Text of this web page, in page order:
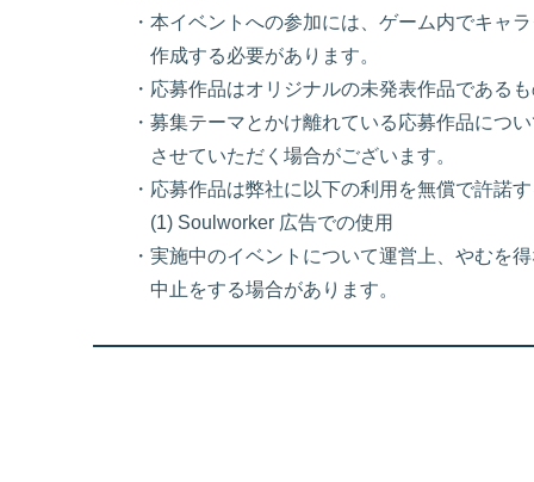
・本イベントへの参加には、ゲーム内でキャ
作成する必要があります。
・応募作品はオリジナルの未発表作品である
・募集テーマとかけ離れている応募作品につ
させていただく場合がございます。
・応募作品は弊社に以下の利用を無償で許諾
(1) Soulworker 広告での使用
・実施中のイベントについて運営上、やむを
中止をする場合があります。